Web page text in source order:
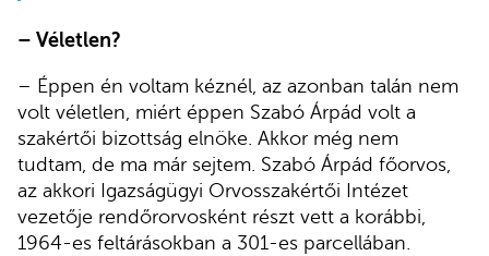
– Véletlen?
– Éppen én voltam kéznél, az azonban talán nem
volt véletlen, miért éppen Szabó Árpád volt a
szakértői bizottság elnöke. Akkor még nem
tudtam, de ma már sejtem. Szabó Árpád főorvos,
az akkori Igazságügyi Orvosszakértői Intézet
vezetője rendőrorvosként részt vett a korábbi,
1964-es feltárásokban a 301-es parcellában.